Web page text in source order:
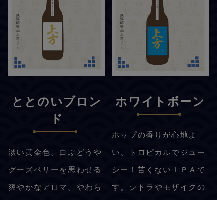
ととのいブロン
ド
淡い黄金色。白ぶどうや
グーズベリーを思わせる
爽やかなアロマ。やわら
ホワイトボーン
ホップの香りが心地よ
い、トロピカルでジュー
シー！苦くないＩＰＡで
す。シトラやモザイクの